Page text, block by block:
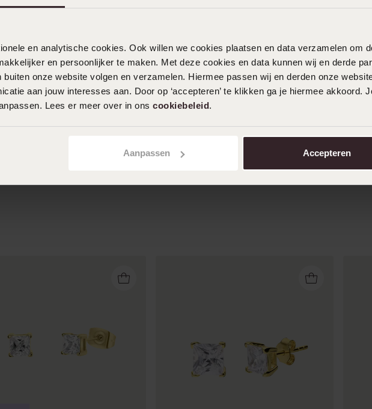
en analytische cookies. Ook willen we cookies plaatsen en data verzamelen om
en persoonlijker te maken. Met deze cookies en data kunnen wij en derde
buiten onze website volgen en verzamelen. Hiermee passen wij en derden onze
aan jouw interesses aan. Door op ‘accepteren’ te klikken ga je hiermee akkoord.
Lees er meer over in ons cookiebeleid.
Aanpassen Accepteren
06-04-2025 - Sanne
Zie er meer dan uit echt uit en voor een
hele mooie prijs